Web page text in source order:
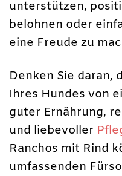
unterstützen,
belohnen oder
eine Freude zu
Denken Sie daran,
Ihres Hundes von
guter Ernährung,
und liebevoller
Ranchos mit Rind
umfassenden